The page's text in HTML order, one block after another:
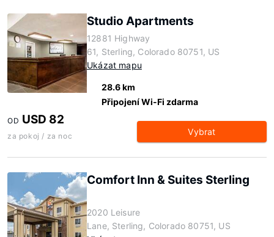
Studio Apartments
12881 Highway
61, Sterling, Colorado 80751, US
Ukázat mapu
28.6 km
Připojení Wi-Fi zdarma
OD USD 82
za pokoj / za noc Vybrat
Comfort Inn & Suites Sterling
2020 Leisure
Lane, Sterling, Colorado 80751, US